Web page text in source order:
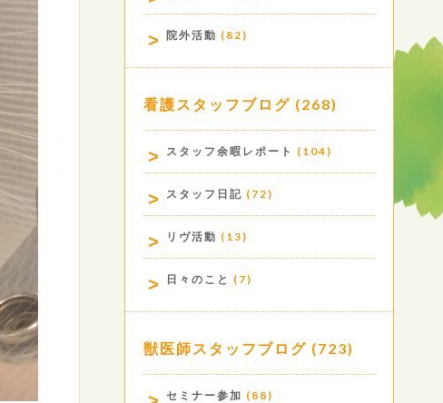
院外活動 (82)
看護スタッフブログ (268)
スタッフ余暇レポート (104)
スタッフ日記 (72)
リヴ活動 (13)
日々のこと (7)
獣医師スタッフブログ (723)
セミナー参加 (88)